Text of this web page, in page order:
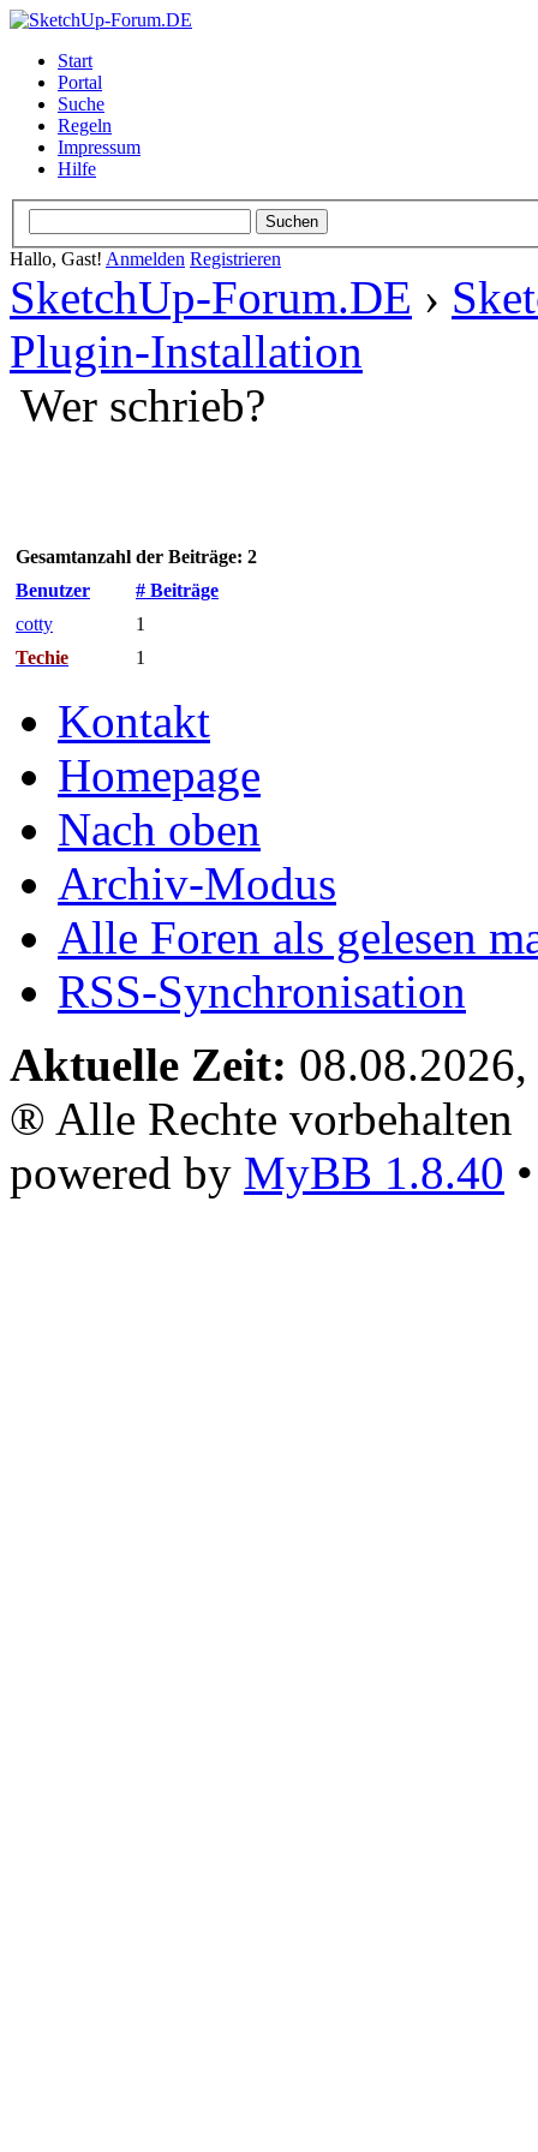
Start
Portal
Suche
Regeln
Impressum
Hilfe
Hallo, Gast! Anmelden Registrieren
SketchUp-Forum.DE ›
Plugin-Installation
Wer schrieb?
Gesamtanzahl der Beiträge: 2
Benutzer
# Beiträge
cotty
1
Techie
1
Kontakt
Homepage
Nach oben
Archiv-Modus
Alle Foren als gelesen
RSS-Synchronisation
Aktuelle Zeit:
® Alle Rechte vorbehalten
powered by MyBB 1.8.40